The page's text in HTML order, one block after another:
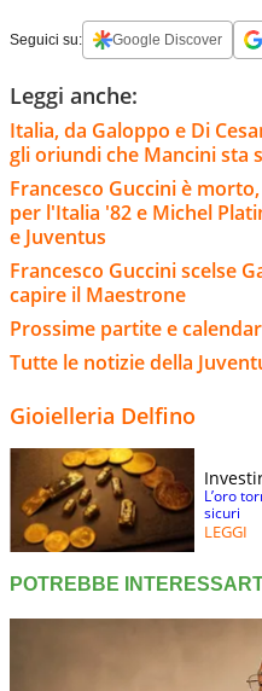
Seguici su: Google Discover
Leggi anche:
Italia, da Galoppo e Di
gli oriundi che Mancini sta
Francesco Guccini è
per l'Italia '82 e Michel
e Juventus
Francesco Guccini scelse
capire il Maestrone
Prossime partite e
Tutte le notizie della
Gioielleria Delfino
L’oro
sicuri
LEGGI